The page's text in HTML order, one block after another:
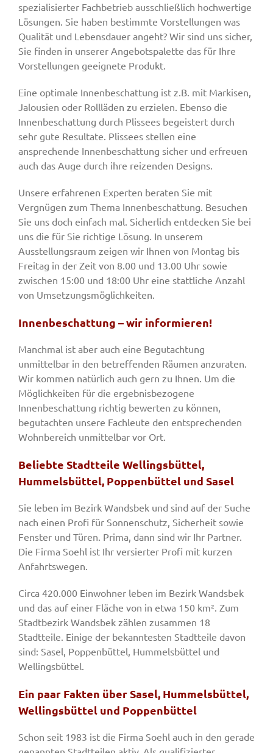
spezialisierter Fachbetrieb ausschließlich hochwertige
Lösungen. Sie haben bestimmte Vorstellungen was
Qualität und Lebensdauer angeht? Wir sind uns sicher,
Sie finden in unserer Angebotspalette das für Ihre
Vorstellungen geeignete Produkt.
Eine optimale Innenbeschattung ist z.B. mit Markisen,
Jalousien oder Rollläden zu erzielen. Ebenso die
Innenbeschattung durch Plissees begeistert durch
sehr gute Resultate. Plissees stellen eine
ansprechende Innenbeschattung sicher und erfreuen
auch das Auge durch ihre reizenden Designs.
Unsere erfahrenen Experten beraten Sie mit
Vergnügen zum Thema Innenbeschattung. Besuchen
Sie uns doch einfach mal. Sicherlich entdecken Sie bei
uns die für Sie richtige Lösung. In unserem
Ausstellungsraum zeigen wir Ihnen von Montag bis
Freitag in der Zeit von 8.00 und 13.00 Uhr sowie
zwischen 15:00 und 18:00 Uhr eine stattliche Anzahl
von Umsetzungsmöglichkeiten.
Innenbeschattung – wir informieren!
Manchmal ist aber auch eine Begutachtung
unmittelbar in den betreffenden Räumen anzuraten.
Wir kommen natürlich auch gern zu Ihnen. Um die
Möglichkeiten für die ergebnisbezogene
Innenbeschattung richtig bewerten zu können,
begutachten unsere Fachleute den entsprechenden
Wohnbereich unmittelbar vor Ort.
Beliebte Stadtteile Wellingsbüttel,
Hummelsbüttel, Poppenbüttel und Sasel
Sie leben im Bezirk Wandsbek und sind auf der Suche
nach einen Profi für Sonnenschutz, Sicherheit sowie
Fenster und Türen. Prima, dann sind wir Ihr Partner.
Die Firma Soehl ist Ihr versierter Profi mit kurzen
Anfahrtswegen.
Circa 420.000 Einwohner leben im Bezirk Wandsbek
und das auf einer Fläche von in etwa 150 km². Zum
Stadtbezirk Wandsbek zählen zusammen 18
Stadtteile. Einige der bekanntesten Stadtteile davon
sind: Sasel, Poppenbüttel, Hummelsbüttel und
Wellingsbüttel.
Ein paar Fakten über Sasel, Hummelsbüttel,
Wellingsbüttel und Poppenbüttel
Schon seit 1983 ist die Firma Soehl auch in den gerade